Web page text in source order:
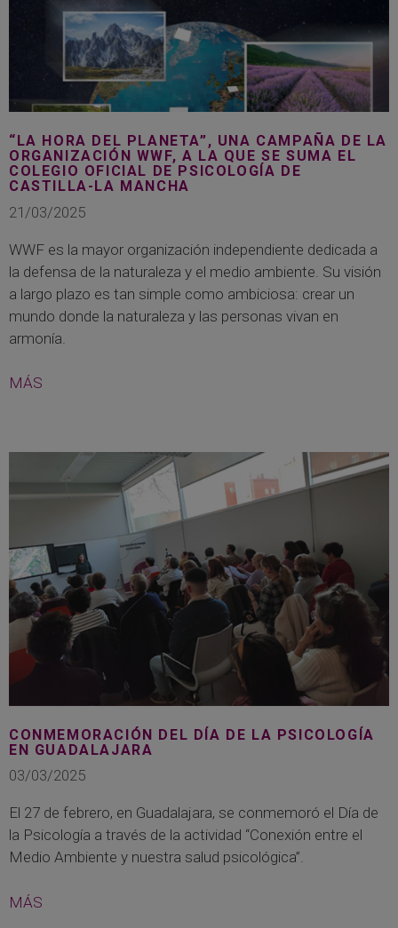
“LA HORA DEL PLANETA”, UNA CAMPAÑA DE LA
ORGANIZACIÓN WWF, A LA QUE SE SUMA EL
COLEGIO OFICIAL DE PSICOLOGÍA DE
CASTILLA-LA MANCHA
21/03/2025
WWF es la mayor organización independiente dedicada a
la defensa de la naturaleza y el medio ambiente. Su visión
a largo plazo es tan simple como ambiciosa: crear un
mundo donde la naturaleza y las personas vivan en
armonía.
MÁS
CONMEMORACIÓN DEL DÍA DE LA PSICOLOGÍA
EN GUADALAJARA
03/03/2025
El 27 de febrero, en Guadalajara, se conmemoró el Día de
la Psicología a través de la actividad “Conexión entre el
Medio Ambiente y nuestra salud psicológica”.
MÁS